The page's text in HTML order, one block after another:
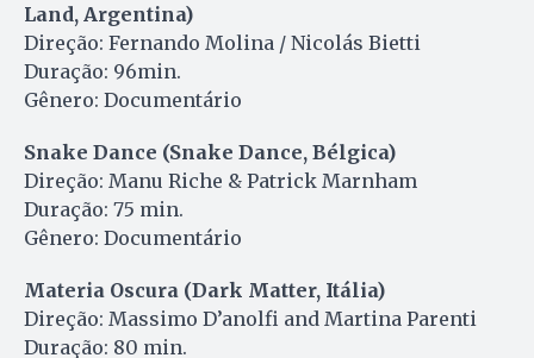
Land, Argentina)
Direção: Fernando Molina / Nicolás Bietti
Duração: 96min.
Gênero: Documentário
Snake Dance (Snake Dance, Bélgica)
Direção: Manu Riche & Patrick Marnham
Duração: 75 min.
Gênero: Documentário
Materia Oscura (Dark Matter, Itália)
Direção: Massimo D’anolfi and Martina Parenti
Duração: 80 min.